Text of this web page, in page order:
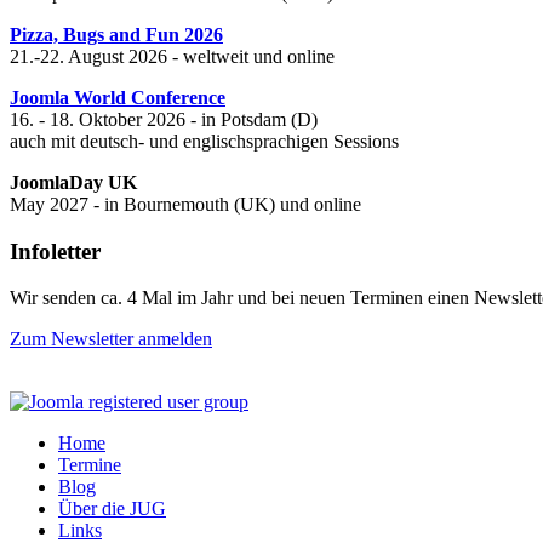
Pizza, Bugs and Fun 2026
21.-22. August 2026 - weltweit und online
Joomla World Conference
16. - 18. Oktober 2026 - in Potsdam (D)
auch mit deutsch- und englischsprachigen Sessions
JoomlaDay UK
May 2027 - in Bournemouth (UK) und online
Infoletter
Wir senden ca. 4 Mal im Jahr und bei neuen Terminen einen
Zum Newsletter anmelden
Home
Termine
Blog
Über die JUG
Links